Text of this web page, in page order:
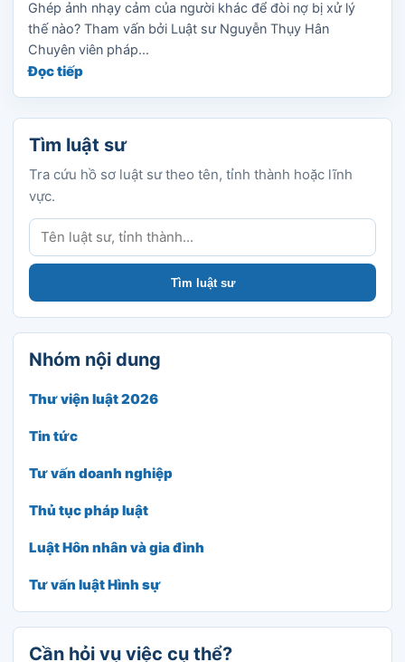
Ghép ảnh nhạy cảm của người khác để đòi nợ bị xử lý
thế nào? Tham vấn bởi Luật sư Nguyễn Thụy Hân
Chuyên viên pháp...
Đọc tiếp
Tìm luật sư
Tra cứu hồ sơ luật sư theo tên, tỉnh thành hoặc lĩnh
vực.
Tìm luật sư
Tìm luật sư
Nhóm nội dung
Thư viện luật 2026
Tin tức
Tư vấn doanh nghiệp
Thủ tục pháp luật
Luật Hôn nhân và gia đình
Tư vấn luật Hình sự
Cần hỏi vụ việc cụ thể?